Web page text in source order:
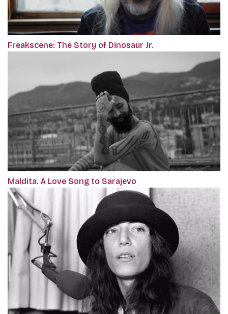
Freakscene: The Story of Dinosaur Jr.
Maldita. A Love Song to Sarajevo